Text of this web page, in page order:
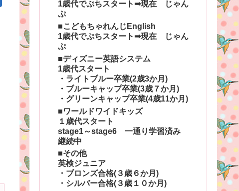
1歳代でぷちスタート➡現在 じゃん
ぷ
■こどもちゃれんじEnglish
1歳代でぷちスタート➡現在 じゃん
ぷ
■ディズニー英語システム
1歳代スタート
・ライトブルー卒業(2歳3か月)
・ブルーキャップ卒業(3歳７か月)
・グリーンキャップ卒業(4歳11か月)
■ワールドワイドキッズ
１歳代スタート
stage1～stage6 一通り学習済み
継続中
■その他
英検ジュニア
・ブロンズ合格(３歳６か月)
・シルバー合格(３歳１０か月)